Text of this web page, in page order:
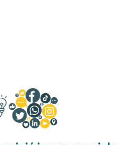
mitjana de les valoracions és de 0